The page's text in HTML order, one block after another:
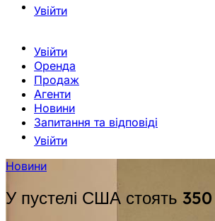
Увійти
Увійти
Оренда
Продаж
Агенти
Новини
Запитання та відповіді
Увійти
Новини
У пустелі США стоять